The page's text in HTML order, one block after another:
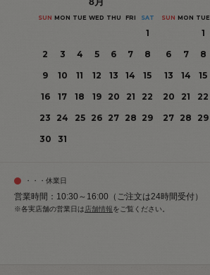
SUN MON TUE WED THU FRI SAT
1
2
3 4 5 6 7
8
9
10 11 12 13 14
15
16
17 18 19 20 21
22
23
24 25 26 27 28 29
30
31
SUN MON TUE
1
6
7 8
13
14 15
20
21 22
27 28 29
・・・休業日
営業時間：10:30～16:00（ご注文は24時間受付）
※各実店舗の営業日は 店舗情報をご覧ください。